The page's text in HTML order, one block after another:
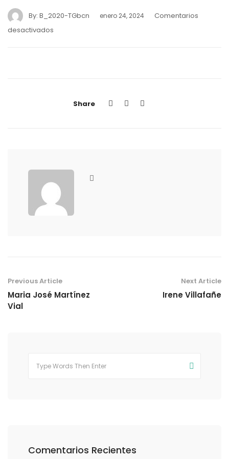
By: B_2020-TGbcn enero 24, 2024
Comentarios
desactivados
Share
Previous Article
Maria José Martínez
Vial
Next Article
Irene Villafañe
Comentarios Recientes